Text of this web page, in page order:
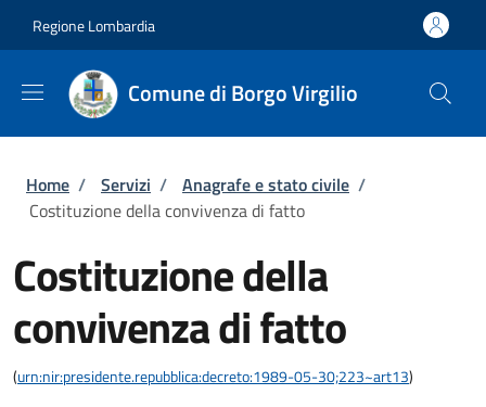
Regione Lombardia
Comune di Borgo Virgilio
Briciole di pane
Home / Servizi / Anagrafe e stato civile /
Costituzione della convivenza di fatto
Costituzione della
convivenza di fatto
(urn:nir:presidente.repubblica:decreto:1989-05-30;223~art13)